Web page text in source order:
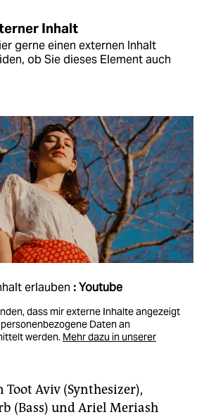
Inhalt
gerne einen externen Inhalt
ob Sie dieses Element auch
erlauben : Youtube
dass mir externe Inhalte angezeigt
Daten an
werden. Mehr dazu in unserer
Toot Aviv (Synthesizer),
(Bass) und Ariel Meriash